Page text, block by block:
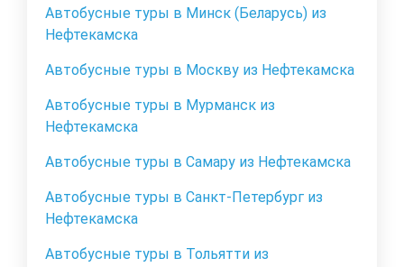
Автобусные туры в Минск (Беларусь) из
Нефтекамска
Автобусные туры в Москву из Нефтекамска
Автобусные туры в Мурманск из
Нефтекамска
Автобусные туры в Самару из Нефтекамска
Автобусные туры в Санкт-Петербург из
Нефтекамска
Автобусные туры в Тольятти из